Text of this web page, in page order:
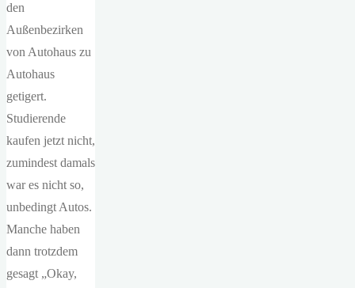
den
Außenbezirken
von Autohaus zu
Autohaus
getigert.
Studierende
kaufen jetzt nicht,
zumindest damals
war es nicht so,
unbedingt Autos.
Manche haben
dann trotzdem
gesagt „Okay,